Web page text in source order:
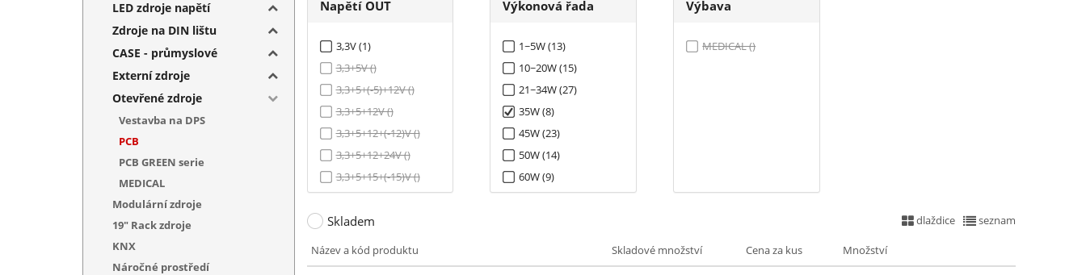
Napětí OUT
3,3V (1)
3,3+5V ()
3,3+5+(-5)+12V ()
3,3+5+12V ()
3,3+5+12+(-12)V ()
3,3+5+12+24V ()
3,3+5+15+(-15)V ()
5+(-5)V ()
5+(-5)+12+(-12)V ()
Výkonová řada
1~5W (13)
10~20W (15)
21~34W (27)
35W (8)
45W (23)
50W (14)
60W (9)
125W (16)
Výbava
MEDICAL ()
Skladem dlaždice seznam
Název a kód produktu Skladové množství Cena za kus Množství
LED zdroje napětí
Zdroje na DIN lištu
CASE - průmyslové
Externí zdroje
Otevřené zdroje
Vestavba na DPS
PCB
PCB GREEN serie
MEDICAL
Modulární zdroje
19" Rack zdroje
KNX
Náročné prostředí